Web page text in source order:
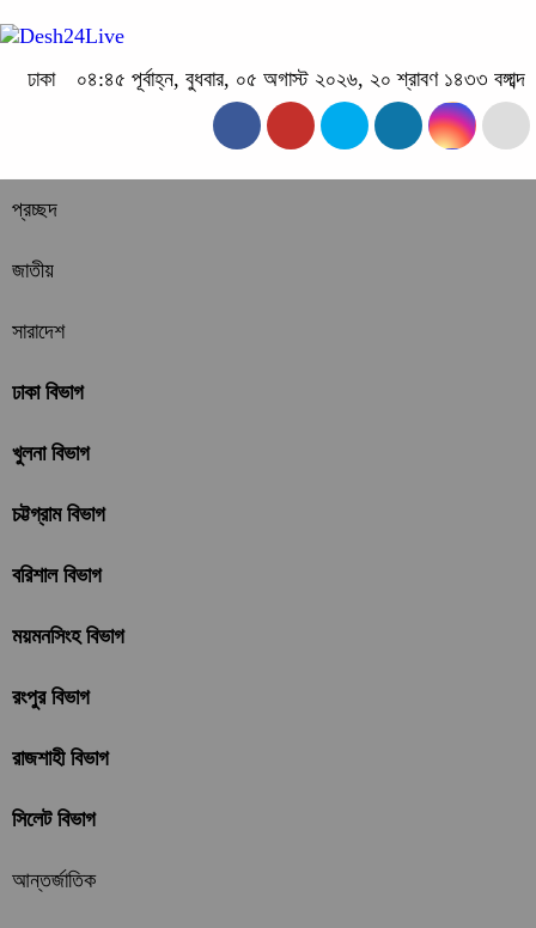
ঢাকা ০৪:৪৫ পূর্বাহ্ন, বুধবার, ০৫ অগাস্ট ২০২৬, ২০ শ্রাবণ ১৪৩৩ বঙ্গাব্দ
প্রচ্ছদ
জাতীয়
সারাদেশ
ঢাকা বিভাগ
খুলনা বিভাগ
চট্টগ্রাম বিভাগ
বরিশাল বিভাগ
ময়মনসিংহ বিভাগ
রংপুর বিভাগ
রাজশাহী বিভাগ
সিলেট বিভাগ
আন্তর্জাতিক